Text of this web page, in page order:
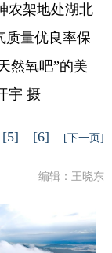
农架地处湖北
质量优良率保
然氧吧”的美
宇 摄
[5] [6] [下一页]
编辑：王晓东